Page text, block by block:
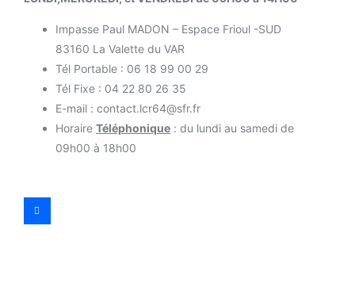
Impasse Paul MADON – Espace Frioul -SUD
83160 La Valette du VAR
Tél Portable : 06 18 99 00 29
Tél Fixe : 04 22 80 26 35
E-mail : contact.lcr64@sfr.fr
Horaire Téléphonique : du lundi au samedi de
09h00 à 18h00